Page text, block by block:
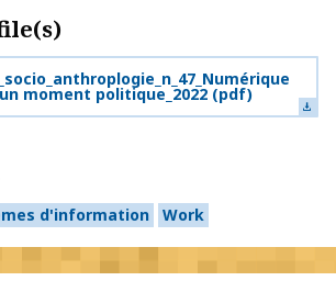
moment politique_2022 (pdf)
d'information Work